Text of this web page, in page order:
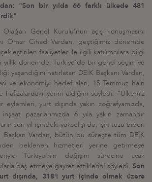
"Son bir yılda 66 farklı ülkede 481
Genel Kurulu'nun açış konuşmasını
Ömer Cihad Vardan, geçtiğimiz dönemde
faaliyetler ile ilgili katılımcılara bilgi
dönemde, Türkiye'de bir genel seçim ve
yaşandığını hatırlatan DEİK Başkanı Vardan,
ve ekonomiyi hedef alan, 15 Temmuz hain
yerini aldığını söyledi: "Ülkemiz
yurt dışında yakın coğrafyamızda,
pazarlarımızda 6 yıla yakın zamandır
son yıl içindeki yükselişi de, işin tuzu biberi
Vardan, bütün bu süreçte tüm DEİK
beklenen hizmetleri yerine getirmeye
Türkiye'nin değişim sürecine ayak
baş etmeye gayret ettiklerini söyledi. Son
dışında, 318'i yurt içinde olmak üzere